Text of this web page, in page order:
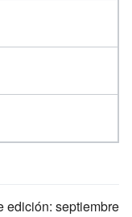
edición: septiembre